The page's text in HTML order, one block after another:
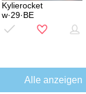
Kylierocket
w·29·BE
Alle anzeigen